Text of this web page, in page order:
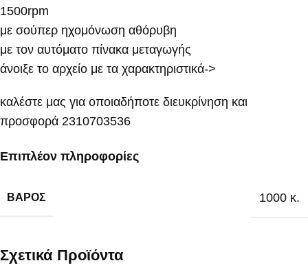
1500rpm
με σούπερ ηχομόνωση αθόρυβη
με τον αυτόματο πίνακα μεταγωγής
άνοιξε το αρχείο με τα χαρακτηριστικά->
καλέστε μας για οποιαδήποτε διευκρίνηση και
προσφορά 2310703536
Επιπλέον πληροφορίες
ΒΆΡΟΣ 1000 κ.
Σχετικά Προϊόντα